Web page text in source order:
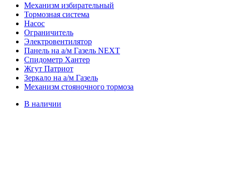
Механизм избирательный
Тормозная система
Насос
Ограничитель
Электровентилятор
Панель на а/м Газель NEXT
Спидометр Хантер
Жгут Патриот
Зеркало на а/м Газель
Механизм стояночного тормоза
В наличии